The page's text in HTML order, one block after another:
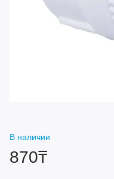
В наличии
870₸